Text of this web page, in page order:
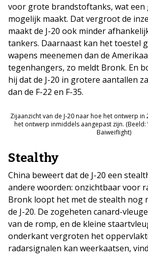
voor grote brandstoftanks, wat
mogelijk maakt. Dat vergroot de
maakt de J-20 ook minder
tankers. Daarnaast kan het toestel
wapens meenemen dan de
tegenhangers, zo meldt Bronk. En
hij dat de J-20 in grotere aantallen
dan de F-22 en F-35.
Zijaanzicht van de J-20 naar hoe het ontwerp in
het ontwerp inmiddels aangepast zijn.
Baiweiflight)
Stealthy
China beweert dat de J-20 een
andere woorden: onzichtbaar voor
Bronk loopt het met de stealth nog
de J-20. De zogeheten canard-
van de romp, en de kleine
onderkant vergroten het
radarsignalen kan weerkaatsen,